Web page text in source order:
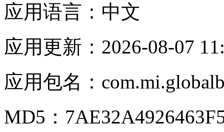
应用语言： 中文
应用更新： 2026-08-07
应用包名：
MD5：